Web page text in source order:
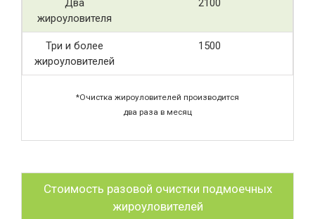
Два
жироуловителя
2100
Три и более
жироуловителей
1500
*Очистка жироуловителей производится
два раза в месяц
Стоимость разовой очистки подмоечных
жироуловителей